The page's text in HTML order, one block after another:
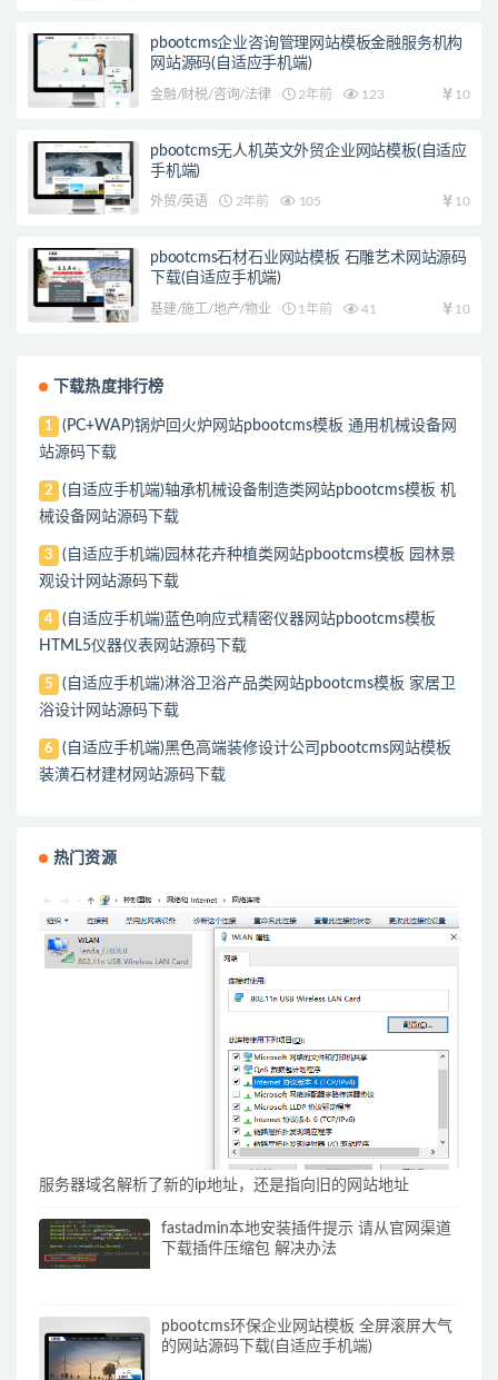
pbootcms企业咨询管理网站模板金融服务机构
网站源码(自适应手机端)
金融/财税/咨询/法律 2年前 123 10
pbootcms无人机英文外贸企业网站模板(自适应
手机端)
外贸/英语 2年前 105 10
pbootcms石材石业网站模板 石雕艺术网站源码
下载(自适应手机端)
基建/施工/地产/物业 1年前 41 10
下载热度排行榜
1
(PC+WAP)锅炉回火炉网站pbootcms模板 通用机械设备网
站源码下载
2
(自适应手机端)轴承机械设备制造类网站pbootcms模板 机
械设备网站源码下载
3
(自适应手机端)园林花卉种植类网站pbootcms模板 园林景
观设计网站源码下载
4
(自适应手机端)蓝色响应式精密仪器网站pbootcms模板
HTML5仪器仪表网站源码下载
5
(自适应手机端)淋浴卫浴产品类网站pbootcms模板 家居卫
浴设计网站源码下载
6
(自适应手机端)黑色高端装修设计公司pbootcms网站模板
装潢石材建材网站源码下载
热门资源
服务器域名解析了新的ip地址，还是指向旧的网站地址
fastadmin本地安装插件提示 请从官网渠道
下载插件压缩包 解决办法
pbootcms环保企业网站模板 全屏滚屏大气
的网站源码下载(自适应手机端)